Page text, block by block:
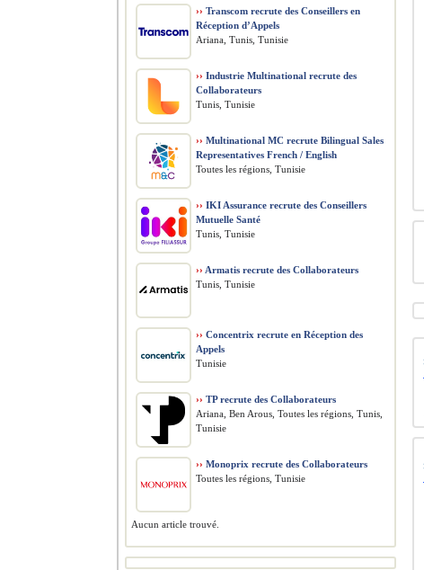
›› Transcom recrute des Conseillers en
Réception d’Appels
Ariana, Tunis, Tunisie
›› Industrie Multinational recrute des
Collaborateurs
Tunis, Tunisie
›› Multinational MC recrute Bilingual Sales
Representatives French / English
Toutes les régions, Tunisie
›› IKI Assurance recrute des Conseillers
Mutuelle Santé
Tunis, Tunisie
›› Armatis recrute des Collaborateurs
Tunis, Tunisie
›› Concentrix recrute en Réception des
Appels
Tunisie
›› TP recrute des Collaborateurs
Ariana, Ben Arous, Toutes les régions, Tunis,
Tunisie
›› Monoprix recrute des Collaborateurs
Toutes les régions, Tunisie
Aucun article trouvé.